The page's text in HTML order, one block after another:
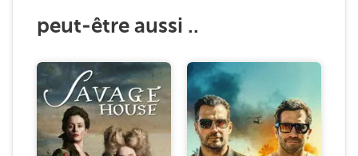
peut-être aussi ..